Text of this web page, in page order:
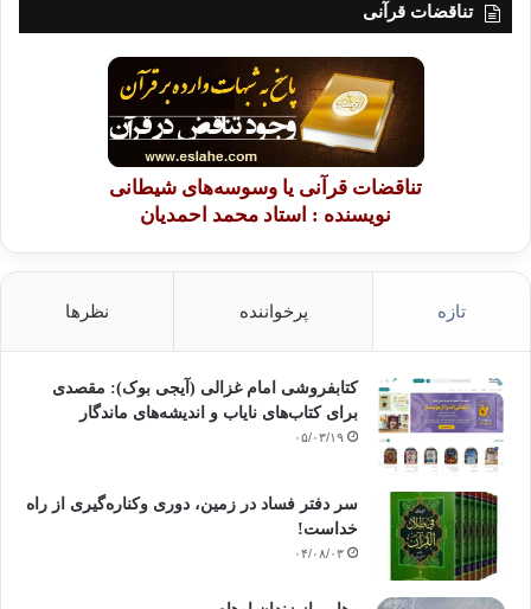
قانونگذاری اسلامی در
بیان این اصل بیش از ده قرن از قانونگذاری عرفی پیشی گرفته است.
قانونگذاری انگلیس ده
قرن بعد از اسلام به این اصل پی برد. پس قوانین عرفی که اصل شورا را مقرر
اند، ارمغان جدیدی نیاورده اند، زیرا آن ها در نهایت به جایی رسیدند که
نزولش به محدود نمودن دایره حکومت حاکم پرداخته است، زیرا او برگزیده
امت است و در
مقابل تجاوز و خطایی که از وی سر میزند مسئول می باشد. بدین ترتیب قوانین
اسلام
برای حاکم و غیر حاکم مساوی است و حاکم در اعمال خویش مقید و محدود به
الزامات
شرعی است و بین او و زیردستان وی تمایزی نیست. همه این امور، مطابق با
نظریه
برابری است.
دین اسلام با این اصول
تناقضات قرآنی
تناقضات قرآنی یا وسوسه‌های شیطانی
نویسنده : استاد محمد احمدیان
تازه پرخواننده نظرها
کتابفروشی امام غزالی (آیجی بوک): مقصدی
برای کتاب‌های نایاب و اندیشه‌های ماندگار
۰۵/۰۳/۱۹
سر دفتر فساد در زمین‌، دوری وکناره‌گیری از راه
خداست‌!
۰۴/۰۸/۰۳